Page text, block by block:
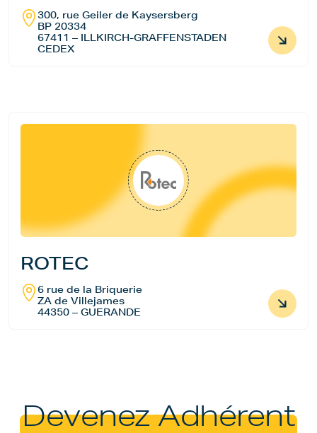
300, rue Geiler de Kaysersberg
BP 20334
67411 – ILLKIRCH-GRAFFENSTADEN
CEDEX
ROTEC
6 rue de la Briquerie
ZA de Villejames
44350 – GUERANDE
Devenez Adhérent